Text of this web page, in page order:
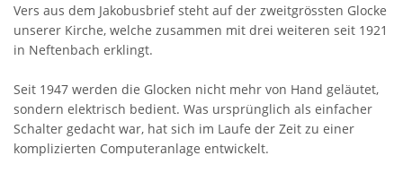
Vers aus dem Jakobusbrief steht auf der zweitgrössten Glocke
unserer Kirche, welche zusammen mit drei weiteren seit 1921
in Neftenbach erklingt.
Seit 1947 werden die Glocken nicht mehr von Hand geläutet,
sondern elektrisch bedient. Was ursprünglich als einfacher
Schalter gedacht war, hat sich im Laufe der Zeit zu einer
komplizierten Computeranlage entwickelt.